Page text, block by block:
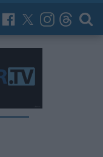
News Now Archív